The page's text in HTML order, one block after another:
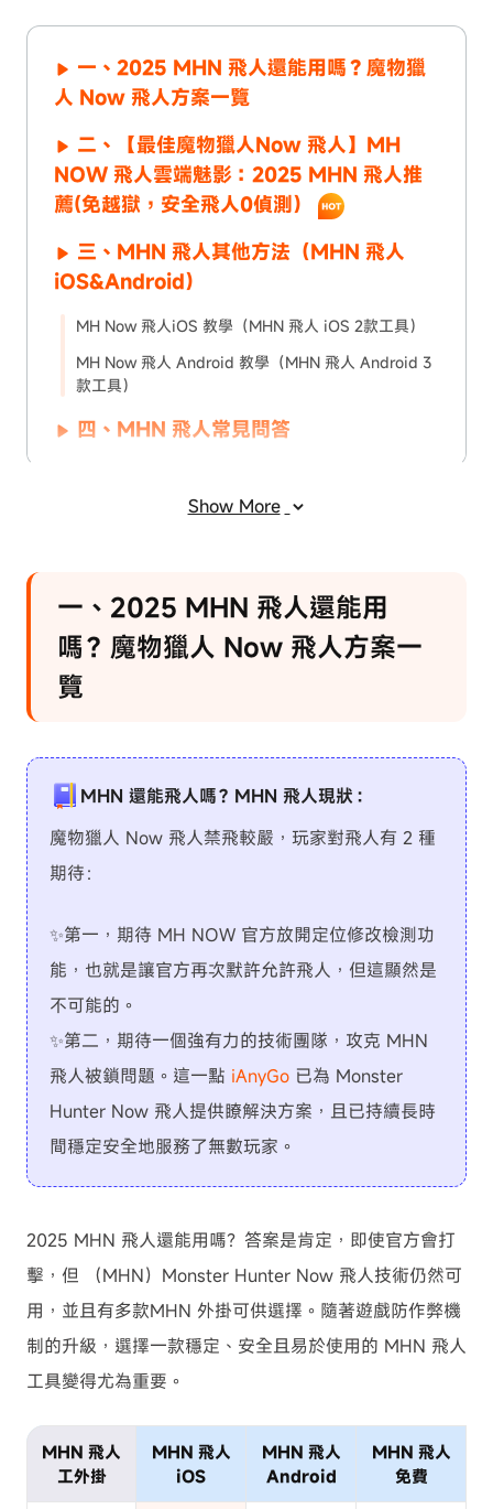
一、2025 MHN 飛人還能用嗎？魔物獵
人 Now 飛人方案一覽
二、【最佳魔物獵人Now 飛人】MH
NOW 飛人雲端魅影：2025 MHN 飛人推
薦(免越獄，安全飛人0偵測）
三、MHN 飛人其他方法（MHN 飛人
iOS&Android）
MH Now 飛人iOS 教學（MHN 飛人 iOS 2款工具）
MH Now 飛人 Android 教學（MHN 飛人 Android 3
款工具）
四、MHN 飛人常見問答
Show More
一、2025 MHN 飛人還能用
嗎？魔物獵人 Now 飛人方案一
覽
MHN 還能飛人嗎？MHN 飛人現狀：
魔物獵人 Now 飛人禁飛較嚴，玩家對飛人有 2 種
期待：
✨第一，期待 MH NOW 官方放開定位修改檢測功
能，也就是讓官方再次默許允許飛人，但這顯然是
不可能的。
✨第二，期待一個強有力的技術團隊，攻克 MHN
飛人被鎖問題。這一點 iAnyGo 已為 Monster
Hunter Now 飛人提供瞭解決方案，且已持續長時
間穩定安全地服務了無數玩家。
2025 MHN 飛人還能用嗎？答案是肯定，即使官方會打
擊，但 （MHN）Monster Hunter Now 飛人技術仍然可
用，並且有多款MHN 外掛可供選擇。隨著遊戲防作弊機
制的升級，選擇一款穩定、安全且易於使用的 MHN 飛人
工具變得尤為重要。
MHN 飛人
工外掛
MHN 飛人
iOS
MHN 飛人
Android
MHN 飛人
免費